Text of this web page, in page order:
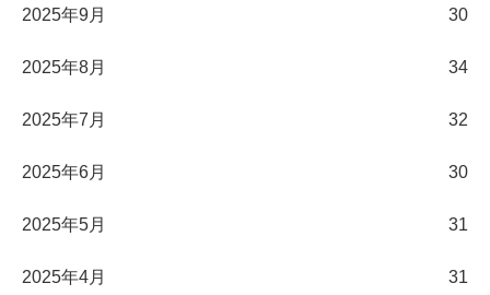
2025年9月 30
2025年8月 34
2025年7月 32
2025年6月 30
2025年5月 31
2025年4月 31